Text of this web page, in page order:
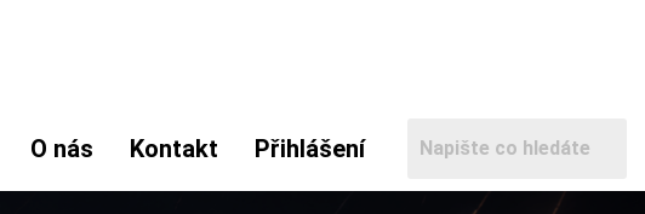
O nás Kontakt Přihlášení